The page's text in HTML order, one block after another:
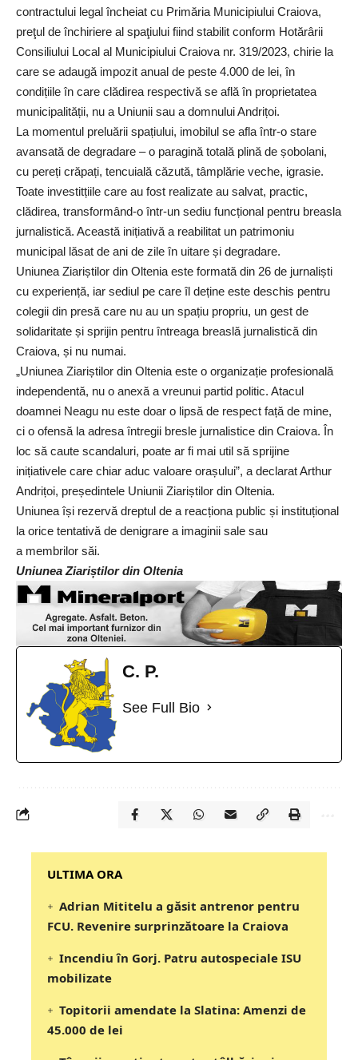
contractului legal încheiat cu Primăria Municipiului Craiova,
preţul de închiriere al spaţiului fiind stabilit conform Hotărârii
Consiliului Local al Municipiului Craiova nr. 319/2023, chirie la
care se adaugă impozit anual de peste 4.000 de lei, în
condițiile în care clădirea respectivă se află în proprietatea
municipalității, nu a Uniunii sau a domnului Andrițoi.
La momentul preluării spațiului, imobilul se afla într-o stare
avansată de degradare – o paragină totală plină de șobolani,
cu pereți crăpați, tencuială căzută, tâmplărie veche, igrasie.
Toate investitțiile care au fost realizate au salvat, practic,
clădirea, transformând-o într-un sediu funcțional pentru breasla
jurnalistică. Această inițiativă a reabilitat un patrimoniu
municipal lăsat de ani de zile în uitare și degradare.
Uniunea Ziariștilor din Oltenia este formată din 26 de jurnaliști
cu experiență, iar sediul pe care îl deține este deschis pentru
colegii din presă care nu au un spațiu propriu, un gest de
solidaritate și sprijin pentru întreaga breaslă jurnalistică din
Craiova, și nu numai.
„Uniunea Ziariștilor din Oltenia este o organizație profesională
independentă, nu o anexă a vreunui partid politic. Atacul
doamnei Neagu nu este doar o lipsă de respect față de mine,
ci o ofensă la adresa întregii bresle jurnalistice din Craiova. În
loc să caute scandaluri, poate ar fi mai util să sprijine
inițiativele care chiar aduc valoare orașului”, a declarat Arthur
Andrițoi, președintele Uniunii Ziariștilor din Oltenia.
Uniunea își rezervă dreptul de a reacționa public și instituțional
la orice tentativă de denigrare a imaginii sale sau
a membrilor săi.
Uniunea Ziariștilor din Oltenia
C. P.
See Full Bio
‎‎‎‎‎‎‎ULTIMA ORA
Adrian Mititelu a găsit antrenor pentru
FCU. Revenire surprinzătoare la Craiova
Incendiu în Gorj. Patru autospeciale ISU
mobilizate
Topitorii amendate la Slatina: Amenzi de
45.000 de lei